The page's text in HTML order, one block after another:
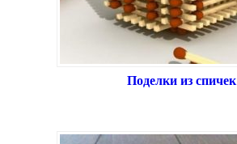
Поделки из спичек